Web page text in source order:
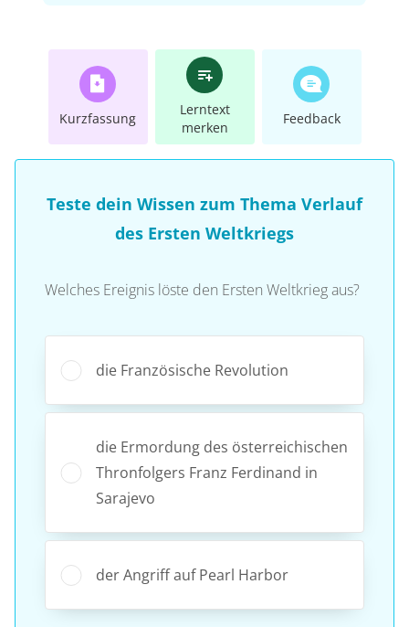
Kurzfassung
Lerntext
merken
Feedback
Teste dein Wissen zum Thema Verlauf
des Ersten Weltkriegs
Welches Ereignis löste den Ersten Weltkrieg aus?
die Französische Revolution
die Ermordung des österreichischen
Thronfolgers Franz Ferdinand in
Sarajevo
der Angriff auf Pearl Harbor